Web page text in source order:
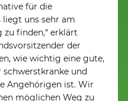
für die
liegt uns sehr am
zu finden,“ erklärt
der
wie wichtig eine gute,
und
Angehörigen ist. Wir
möglichen Weg zu